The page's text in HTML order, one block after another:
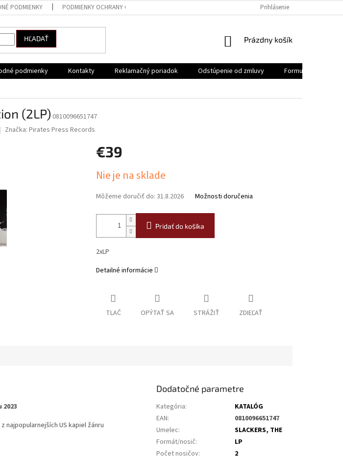
PODMIENKY PODMIENKY OCHRANY OSOBNÝCH ÚDAJOV REKLAMAČNÝ PORIADOK FORMULÁR NA
Prihlásenie
HĽADAŤ
NÁKUPNÝ
Prázdny košík
podmienky Kontakty Reklamačný poriadok Odstúpenie od zmluvy
Formulár na
(2LP) 0810096651747
Značka: Pirates Press Records
€39
cena:
Nie je na sklade
Môžeme doručiť do: 31.8.2026 Možnosti doručenia
Pridať do košíka
2xLP
Detailné informácie
TLAČ OPÝTAŤ SA STRÁŽIŤ ZDIEĽAŤ
najpopularnejších US kapiel žánru
Dodatočné parametre
Kategória:
KATALÓG
EAN:
0810096651747
Umelec:
SLACKERS, THE
Formát/nosič:
LP
Počet nosičov:
2